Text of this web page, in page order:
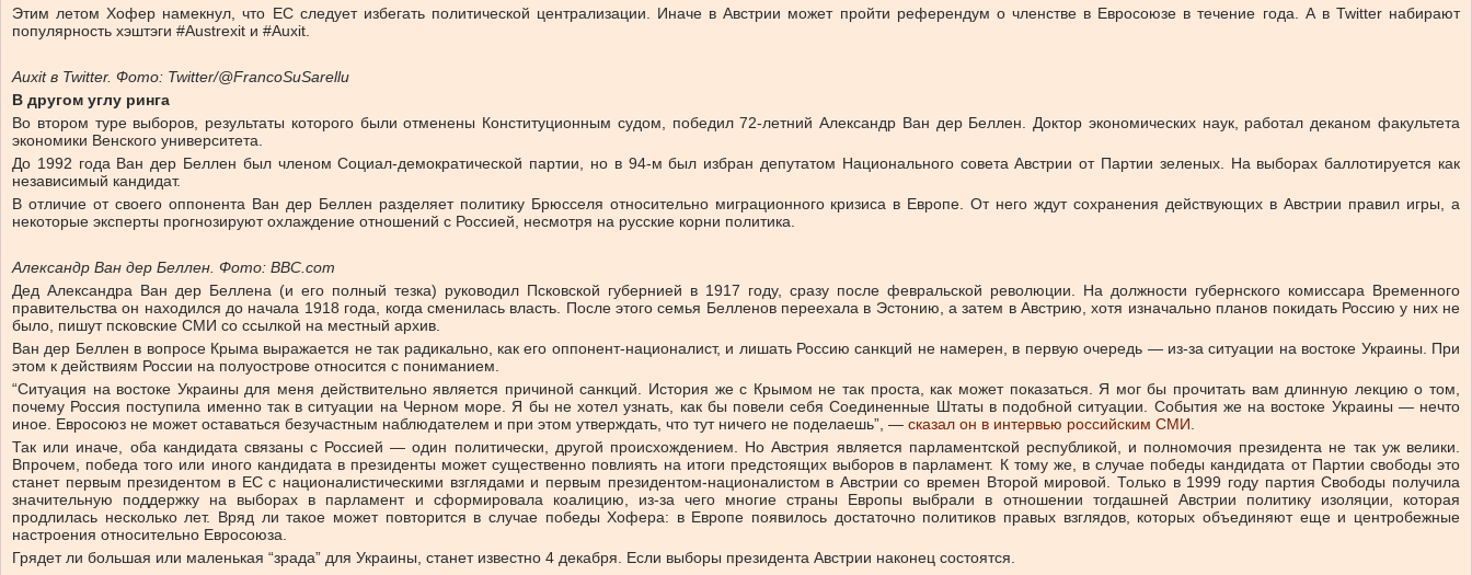
Этим летом Хофер намекнул, что ЕС следует избегать политической централизации. Иначе в Австрии может пройти референдум о членстве в Евросоюзе в течение года. А в Twitter набирают
популярность хэштэги #Austrexit и #Auxit.
Auxit в Twitter. Фото: Twitter/@FrancoSuSarellu
В другом углу ринга
Во втором туре выборов, результаты которого были отменены Конституционным судом, победил 72-летний Александр Ван дер Беллен. Доктор экономических наук, работал деканом факультета
экономики Венского университета.
До 1992 года Ван дер Беллен был членом Социал-демократической партии, но в 94-м был избран депутатом Национального совета Австрии от Партии зеленых. На выборах баллотируется как
независимый кандидат.
В отличие от своего оппонента Ван дер Беллен разделяет политику Брюсселя относительно миграционного кризиса в Европе. От него ждут сохранения действующих в Австрии правил игры, а
некоторые эксперты прогнозируют охлаждение отношений с Россией, несмотря на русские корни политика.
Александр Ван дер Беллен. Фото: BBC.com
Дед Александра Ван дер Беллена (и его полный тезка) руководил Псковской губернией в 1917 году, сразу после февральской революции. На должности губернского комиссара Временного
правительства он находился до начала 1918 года, когда сменилась власть. После этого семья Белленов переехала в Эстонию, а затем в Австрию, хотя изначально планов покидать Россию у них не
было, пишут псковские СМИ со ссылкой на местный архив.
Ван дер Беллен в вопросе Крыма выражается не так радикально, как его оппонент-националист, и лишать Россию санкций не намерен, в первую очередь — из-за ситуации на востоке Украины. При
этом к действиям России на полуострове относится с пониманием.
“Ситуация на востоке Украины для меня действительно является причиной санкций. История же с Крымом не так проста, как может показаться. Я мог бы прочитать вам длинную лекцию о том,
почему Россия поступила именно так в ситуации на Черном море. Я бы не хотел узнать, как бы повели себя Соединенные Штаты в подобной ситуации. События же на востоке Украины — нечто
иное. Евросоюз не может оставаться безучастным наблюдателем и при этом утверждать, что тут ничего не поделаешь”, — сказал он в интервью российским СМИ.
Так или иначе, оба кандидата связаны с Россией — один политически, другой происхождением. Но Австрия является парламентской республикой, и полномочия президента не так уж велики.
Впрочем, победа того или иного кандидата в президенты может существенно повлиять на итоги предстоящих выборов в парламент. К тому же, в случае победы кандидата от Партии свободы это
станет первым президентом в ЕС с националистическими взглядами и первым президентом-националистом в Австрии со времен Второй мировой. Только в 1999 году партия Свободы получила
значительную поддержку на выборах в парламент и сформировала коалицию, из-за чего многие страны Европы выбрали в отношении тогдашней Австрии политику изоляции, которая
продлилась несколько лет. Вряд ли такое может повторится в случае победы Хофера: в Европе появилось достаточно политиков правых взглядов, которых объединяют еще и центробежные
настроения относительно Евросоюза.
Грядет ли большая или маленькая “зрада” для Украины, станет известно 4 декабря. Если выборы президента Австрии наконец состоятся.